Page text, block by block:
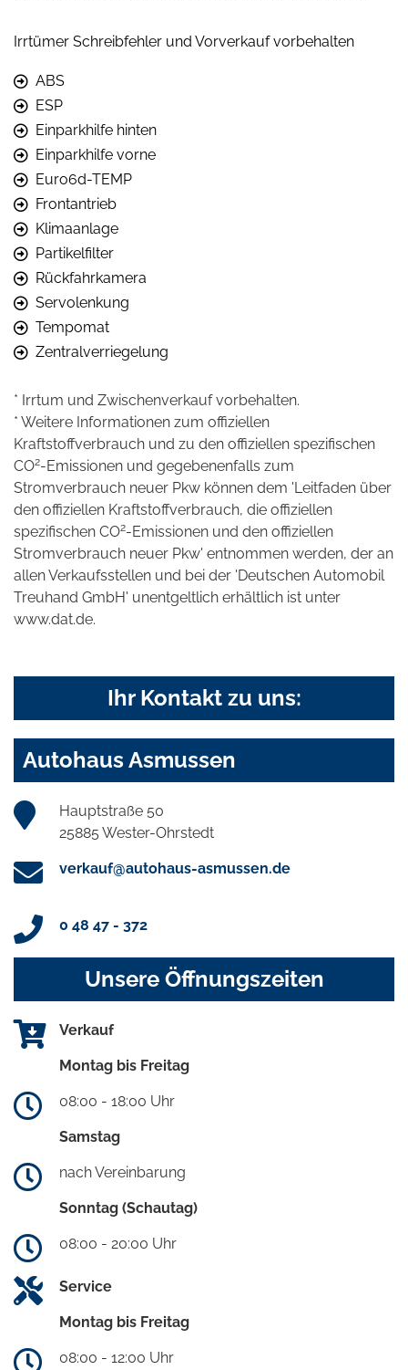
Irrtümer Schreibfehler und Vorverkauf vorbehalten
ABS
ESP
Einparkhilfe hinten
Einparkhilfe vorne
Euro6d-TEMP
Frontantrieb
Klimaanlage
Partikelfilter
Rückfahrkamera
Servolenkung
Tempomat
Zentralverriegelung
* Irrtum und Zwischenverkauf vorbehalten.
* Weitere Informationen zum offiziellen
Kraftstoffverbrauch und zu den offiziellen spezifischen
CO2-Emissionen und gegebenenfalls zum
Stromverbrauch neuer Pkw können dem 'Leitfaden über
den offiziellen Kraftstoffverbrauch, die offiziellen
spezifischen CO2-Emissionen und den offiziellen
Stromverbrauch neuer Pkw' entnommen werden, der an
allen Verkaufsstellen und bei der 'Deutschen Automobil
Treuhand GmbH' unentgeltlich erhältlich ist unter
www.dat.de.
Ihr Kontakt zu uns:
Autohaus Asmussen
Hauptstraße 50
25885 Wester-Ohrstedt
verkauf@autohaus-asmussen.de
0 48 47 - 372
Unsere Öffnungszeiten
Verkauf
Montag bis Freitag
08:00 - 18:00 Uhr
Samstag
nach Vereinbarung
Sonntag (Schautag)
08:00 - 20:00 Uhr
Service
Montag bis Freitag
08:00 - 12:00 Uhr